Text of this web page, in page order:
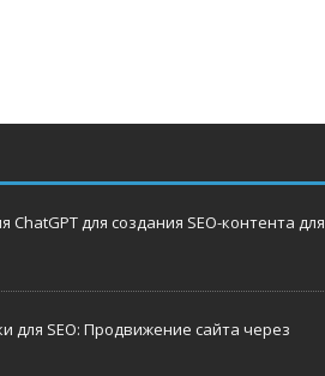
ChatGPT для создания SEO-контента для
для SEO: Продвижение сайта через